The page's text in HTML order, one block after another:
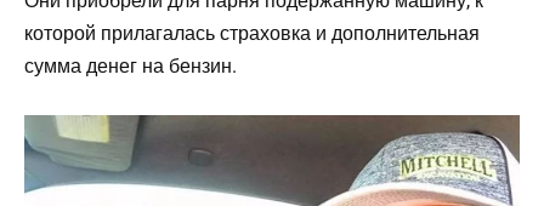
которой прилагалась страховка и дополнительная
сумма денег на бензин.